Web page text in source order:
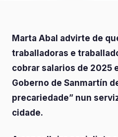
Marta Abal advirte de
traballadoras e
cobrar salarios de 2025
Goberno de Sanmartín
precariedade” nun
cidade.